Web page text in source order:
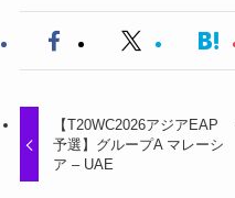
【T20WC2026アジアEAP
予選】グループA マレーシ
ア – UAE